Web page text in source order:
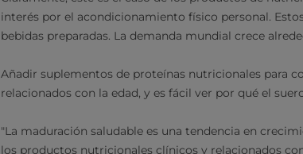
interés por el acondicionamiento físico personal.
bebidas preparadas. La demanda mundial crece
Añadir suplementos de proteínas nutricionales para
relacionados con la edad, y es fácil ver por qué el
"La maduración saludable es una tendencia en
los productos nutricionales clínicos y relacionados